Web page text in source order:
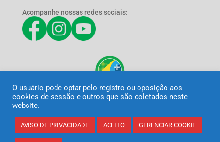
Acompanhe nossas redes sociais:
O usuário pode optar pelo registro ou oposição aos
cookies de sessão e outros que são coletados neste
website.
AVISO DE PRIVACIDADE ACEITO GERENCIAR COOKIE